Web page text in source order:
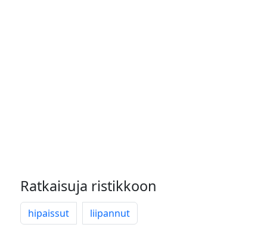
Ratkaisuja ristikkoon
hipaissut liipannut